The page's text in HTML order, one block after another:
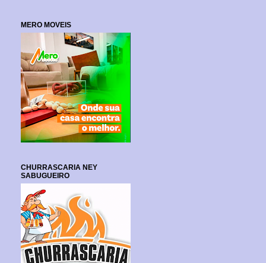
MERO MOVEIS
CHURRASCARIA NEY
SABUGUEIRO